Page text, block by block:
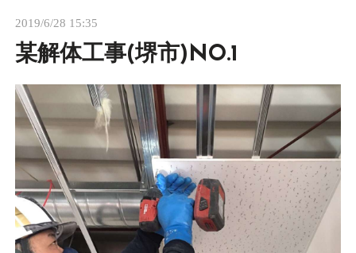
2019/6/28 15:35
某解体工事(堺市)NO.1